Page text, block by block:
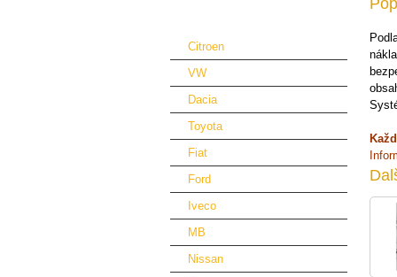
Citroen
VW
Dacia
Toyota
Fiat
Ford
Iveco
MB
Nissan